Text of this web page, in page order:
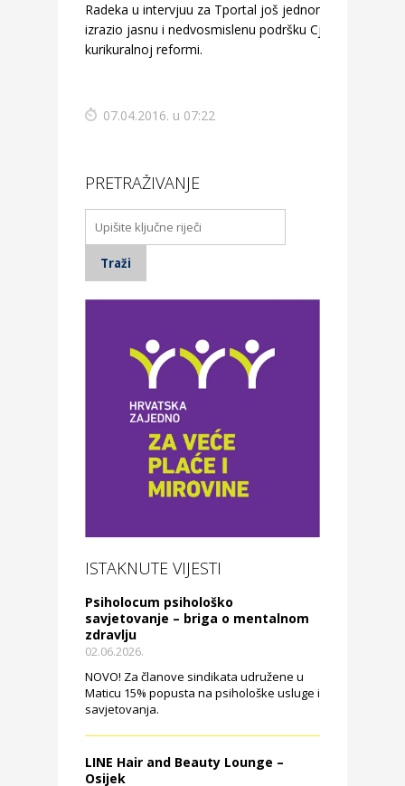
Radeka u intervjuu za Tportal još jednom
izrazio jasnu i nedvosmislenu podršku Cjelovitoj
kurikuralnoj reformi.
07.04.2016. u 07:22
PRETRAŽIVANJE
ISTAKNUTE VIJESTI
Psiholocum psihološko
savjetovanje – briga o mentalnom
zdravlju
02.06.2026.
NOVO! Za članove sindikata udružene u
Maticu 15% popusta na psihološke usluge i
savjetovanja.
LINE Hair and Beauty Lounge –
Osijek